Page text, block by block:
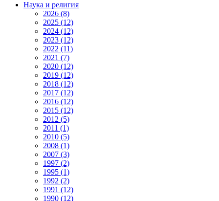
Наука и религия
2026 (8)
2025 (12)
2024 (12)
2023 (12)
2022 (11)
2021 (7)
2020 (12)
2019 (12)
2018 (12)
2017 (12)
2016 (12)
2015 (12)
2012 (5)
2011 (1)
2010 (5)
2008 (1)
2007 (3)
1997 (2)
1995 (1)
1992 (2)
1991 (12)
1990 (12)